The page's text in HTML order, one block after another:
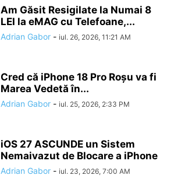
Am Găsit Resigilate la Numai 8
LEI la eMAG cu Telefoane,...
Adrian Gabor - iul. 26, 2026, 11:21 AM
Cred că iPhone 18 Pro Roșu va fi
Marea Vedetă în...
Adrian Gabor - iul. 25, 2026, 2:33 PM
iOS 27 ASCUNDE un Sistem
Nemaivazut de Blocare a iPhone
Adrian Gabor - iul. 23, 2026, 7:00 AM